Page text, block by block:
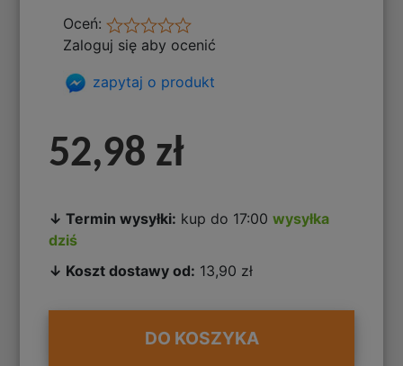
Oceń:
Zaloguj się aby ocenić
zapytaj o produkt
52,98 zł
↓ Termin wysyłki: kup do 17:00wysyłka
dziś
↓ Koszt dostawy od: 13,90 zł
DO KOSZYKA